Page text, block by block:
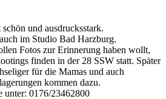
und ausdrucksstark.
im Studio Bad Harzburg.
Fotos zur Erinnerung haben wollt,
finden in der 28 SSW statt. Später
für die Mamas und auch
kommen dazu.
unter: 0176/23462800